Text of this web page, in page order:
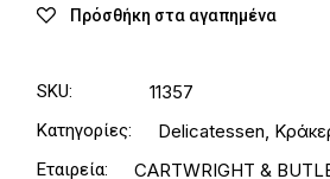
Πρόσθήκη στα αγαπημένα
SKU: 11357
Κατηγορίες: Delicatessen,
Εταιρεία: CARTWRIGHT &